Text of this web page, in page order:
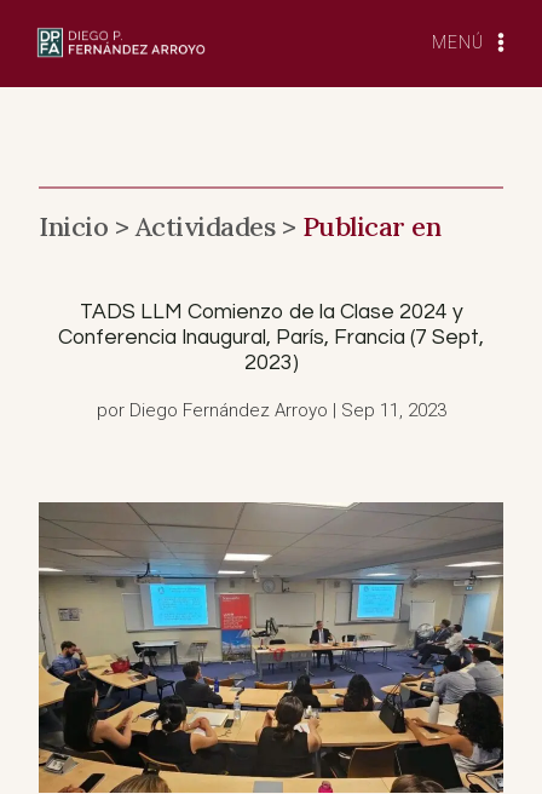
MENÚ
Inicio >Actividades > Publicar en
TADS LLM Comienzo de la Clase 2024 y
Conferencia Inaugural, París, Francia (7 Sept,
2023)
por Diego Fernández Arroyo | Sep 11, 2023